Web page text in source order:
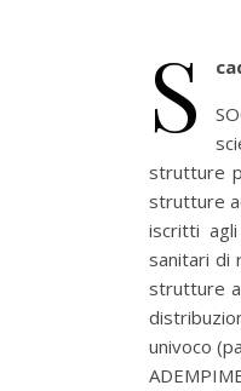
S
strutture
strutture
iscritti
sanitari di
strutture
univoco